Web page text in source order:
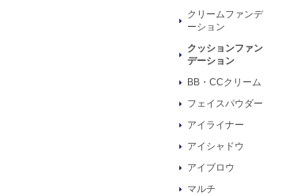
クリームファンデ
ーション
クッションファン
デーション
BB・CCクリーム
フェイスパウダー
アイライナー
アイシャドウ
アイブロウ
マルチ